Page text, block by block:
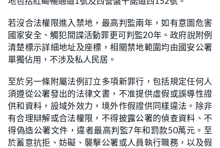
若沒合法權限進入禁地，最高判監兩年，如有意圖危害
國家安全、觸犯間諜活動罪更可判監20年。政府說附例
清楚標示詳細地址及座標，相關禁地範圍均由國安公署
單獨佔用，不涉及私人民居。
至於另一條附屬法例訂立多項新罪行，包括規定任何人
須遵從公署發出的法律文書，不准提供虛假或誤導性證
供和資料，設域外效力，境外作假證供同樣違法。除非
有合理辯解或合法權限，不得披露公署的偵查資料、不
得偽造公署文件，違者最高判監7年和罰款50萬元。至
於蓄意抗拒、妨礙、襲擊公署或人員執行職務，以及假